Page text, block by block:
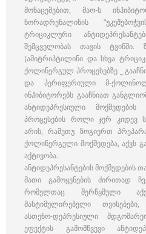
მონაცემებით, მაო-ს
ნორადრენალინის
ტრიციკლური
შემცველობას თავის ტვინში.
(ამიტრიპტილინი და სხვა
ქოლინერგულ პროცესებზე _
და პერიფერიული მ-
ინჰიბიტორებს გააჩნიათ
ანტიდეპრესიული მოქმედების
პროცესების როლი ჯერ კიდევ
არის, რამეთუ ზოგიერთ
ქოლინერგული მოქმედება, აქვს
აქტივობა.
ანტიდეპრესანტების მოქმედების
მათი გამოყენების ძირითად
რომელთაც შერწყმული
მასტიმულირებელი
ასთენო-დეპრესიული
ეფექტის გამომწვევი